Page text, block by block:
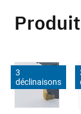
3
déclinaisons